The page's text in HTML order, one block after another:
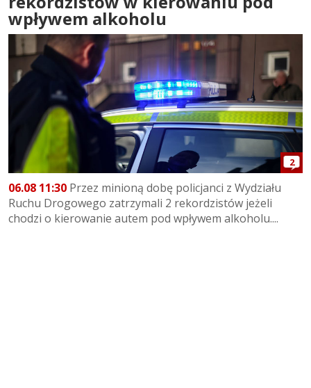
wpływem alkoholu
2
06.08 11:30 Przez minioną dobę policjanci z Wydziału
Ruchu Drogowego zatrzymali 2 rekordzistów jeżeli
chodzi o kierowanie autem pod wpływem alkoholu....